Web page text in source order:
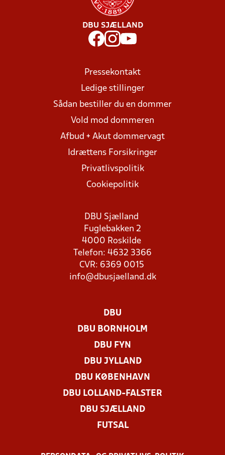
DBU SJÆLLAND
Pressekontakt
Ledige stillinger
Sådan bestiller du en dommer
Vold mod dommeren
Afbud + Akut dommervagt
Idrættens Forsikringer
Privatlivspolitik
Cookiepolitik
DBU Sjælland
Fuglebakken 2
4000 Roskilde
Telefon: 4632 3366
CVR: 6369 0015
info@dbusjaelland.dk
DBU
DBU BORNHOLM
DBU FYN
DBU JYLLAND
DBU KØBENHAVN
DBU LOLLAND-FALSTER
DBU SJÆLLAND
FUTSAL